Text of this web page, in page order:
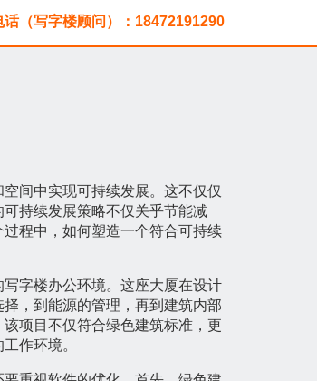
话（写字楼顾问）：18472191290
间中实现可持续发展。这不仅仅
持续发展策略不仅关乎节能减
程中，如何塑造一个符合可持续
字楼办公环境。这座大厦在设计
，到能源的管理，再到建筑内部
项目不仅符合绿色建筑标准，更
作环境。